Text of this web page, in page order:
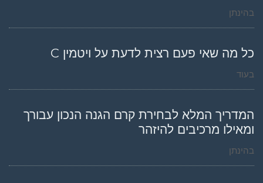
בהינתן
כל מה שאי פעם רצית לדעת על ויטמין C
בעוד
המדריך המלא לבחירת קרם הגנה הנכון עבורך
ומאילו מרכיבים להיזהר
בהינתן